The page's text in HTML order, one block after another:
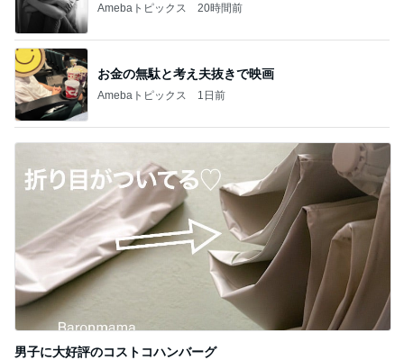
Amebaトピックス 20時間前
お金の無駄と考え夫抜きで映画
Amebaトピックス 1日前
男子に大好評のコストコハンバーグ